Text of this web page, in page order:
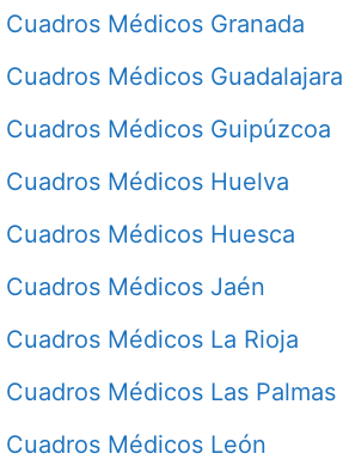
Cuadros Médicos Granada
Cuadros Médicos Guadalajara
Cuadros Médicos Guipúzcoa
Cuadros Médicos Huelva
Cuadros Médicos Huesca
Cuadros Médicos Jaén
Cuadros Médicos La Rioja
Cuadros Médicos Las Palmas
Cuadros Médicos León